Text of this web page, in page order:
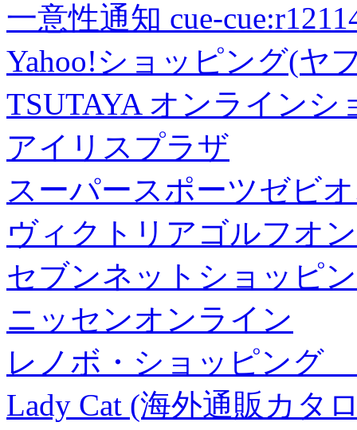
一意性通知 cue-
Yahoo!ショッピング(ヤ
TSUTAYA オンラインシ
アイリスプラザ
スーパースポーツゼビ
ヴィクトリアゴルフオ
セブンネットショッピ
ニッセンオンライン
レノボ・ショッピング
Lady Cat (海外通販カタ